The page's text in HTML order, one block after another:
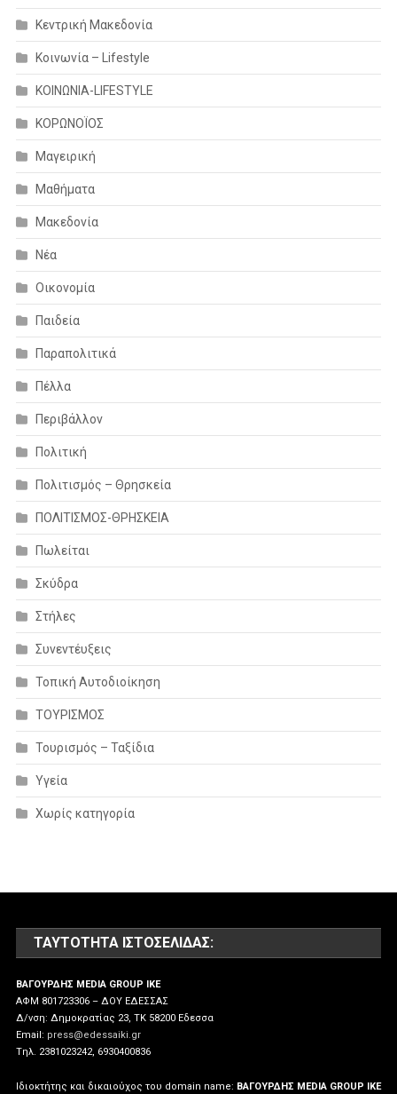
Κεντρική Μακεδονία
Κοινωνία – Lifestyle
ΚΟΙΝΩΝΙΑ-LIFESTYLE
ΚΟΡΩΝΟΪΟΣ
Μαγειρική
Μαθήματα
Μακεδονία
Νέα
Οικονομία
Παιδεία
Παραπολιτικά
Πέλλα
Περιβάλλον
Πολιτική
Πολιτισμός – Θρησκεία
ΠΟΛΙΤΙΣΜΟΣ-ΘΡΗΣΚΕΙΑ
Πωλείται
Σκύδρα
Στήλες
Συνεντέυξεις
Τοπική Αυτοδιοίκηση
ΤΟΥΡΙΣΜΟΣ
Τουρισμός – Ταξίδια
Υγεία
Χωρίς κατηγορία
ΤΑΥΤΌΤΗΤΑ ΙΣΤΟΣΕΛΊΔΑΣ:
ΒΑΓΟΥΡΔΗΣ MEDIA GROUP IKE
ΑΦΜ 801723306 – ΔΟΥ ΕΔΕΣΣΑΣ
Δ/νση: Δημοκρατίας 23, ΤΚ 58200 Εδεσσα
Email: press@edessaiki.gr
Tηλ. 2381023242, 6930400836
Ιδιοκτήτης και δικαιούχος του domain name: ΒΑΓΟΥΡΔΗΣ MEDIA GROUP IKE